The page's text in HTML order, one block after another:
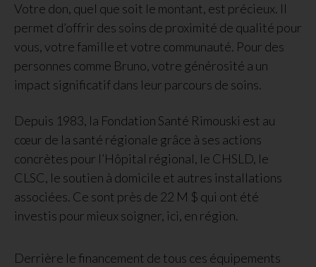
Votre don, quel que soit le montant, est précieux. Il
permet d’offrir des soins de proximité de qualité pour
vous, votre famille et votre communauté. Pour des
personnes comme Bruno, votre générosité a un
impact significatif dans leur parcours de soins.
Depuis 1983, la Fondation Santé Rimouski est au
cœur de la santé régionale grâce à ses actions
concrètes pour l’Hôpital régional, le CHSLD, le
CLSC, le soutien à domicile et autres installations
associées. Ce sont près de 22 M $ qui ont été
investis pour mieux soigner, ici, en région.
Derrière le financement de tous ces équipements